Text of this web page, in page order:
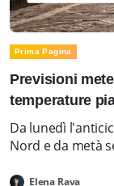
Prima Pagina
Previsioni
temperature
Da lunedì
Nord e da metà
Elena Rava